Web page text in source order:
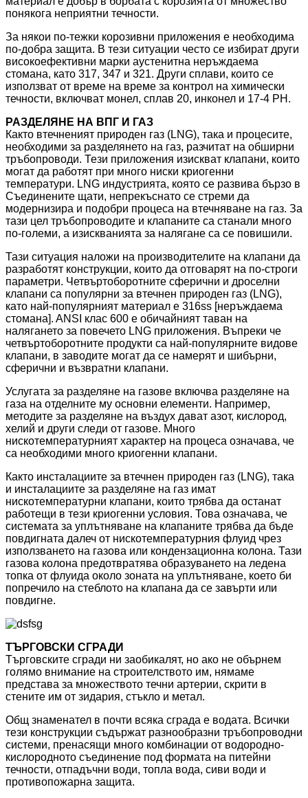
понякога неприятни течности.
За някои по-тежки корозивни приложения е необходима
по-добра защита. В тези ситуации често се избират други
високоефективни марки аустенитна неръждаема
стомана, като 317, 347 и 321. Други сплави, които се
използват от време на време за контрол на химически
течности, включват монел, сплав 20, инконел и 17-4 PH.
РАЗДЕЛЯНЕ НА ВПГ И ГАЗ
Както втечненият природен газ (LNG), така и процесите,
необходими за разделянето на газ, разчитат на обширни
тръбопроводи. Тези приложения изискват клапани, които
могат да работят при много ниски криогенни
температури. LNG индустрията, която се развива бързо в
Съединените щати, непрекъснато се стреми да
модернизира и подобри процеса на втечняване на газ. За
тази цел тръбопроводите и клапаните са станали много
по-големи, а изискванията за налягане са се повишили.
Тази ситуация наложи на производителите на клапани да
разработят конструкции, които да отговарят на по-строги
параметри. Четвъртоборотните сферични и дроселни
клапани са популярни за втечнен природен газ (LNG),
като най-популярният материал е 316ss [неръждаема
стомана]. ANSI клас 600 е обичайният таван на
налягането за повечето LNG приложения. Въпреки че
четвъртоборотните продукти са най-популярните видове
клапани, в заводите могат да се намерят и шибърни,
сферични и възвратни клапани.
Услугата за разделяне на газове включва разделяне на
газа на отделните му основни елементи. Например,
методите за разделяне на въздух дават азот, кислород,
хелий и други следи от газове. Много
нискотемпературният характер на процеса означава, че
са необходими много криогенни клапани.
Както инсталациите за втечнен природен газ (LNG), така
и инсталациите за разделяне на газ имат
нискотемпературни клапани, които трябва да останат
работещи в тези криогенни условия. Това означава, че
системата за уплътняване на клапаните трябва да бъде
повдигната далеч от нискотемпературния флуид чрез
използването на газова или кондензационна колона. Тази
газова колона предотвратява образуването на ледена
топка от флуида около зоната на уплътняване, което би
попречило на стеблото на клапана да се завърти или
повдигне.
ТЪРГОВСКИ СГРАДИ
Търговските сгради ни заобикалят, но ако не обърнем
голямо внимание на строителството им, нямаме
представа за множеството течни артерии, скрити в
стените им от зидария, стъкло и метал.
Общ знаменател в почти всяка сграда е водата. Всички
тези конструкции съдържат разнообразни тръбопроводни
системи, пренасящи много комбинации от водородно-
кислородното съединение под формата на питейни
течности, отпадъчни води, топла вода, сиви води и
противопожарна защита.